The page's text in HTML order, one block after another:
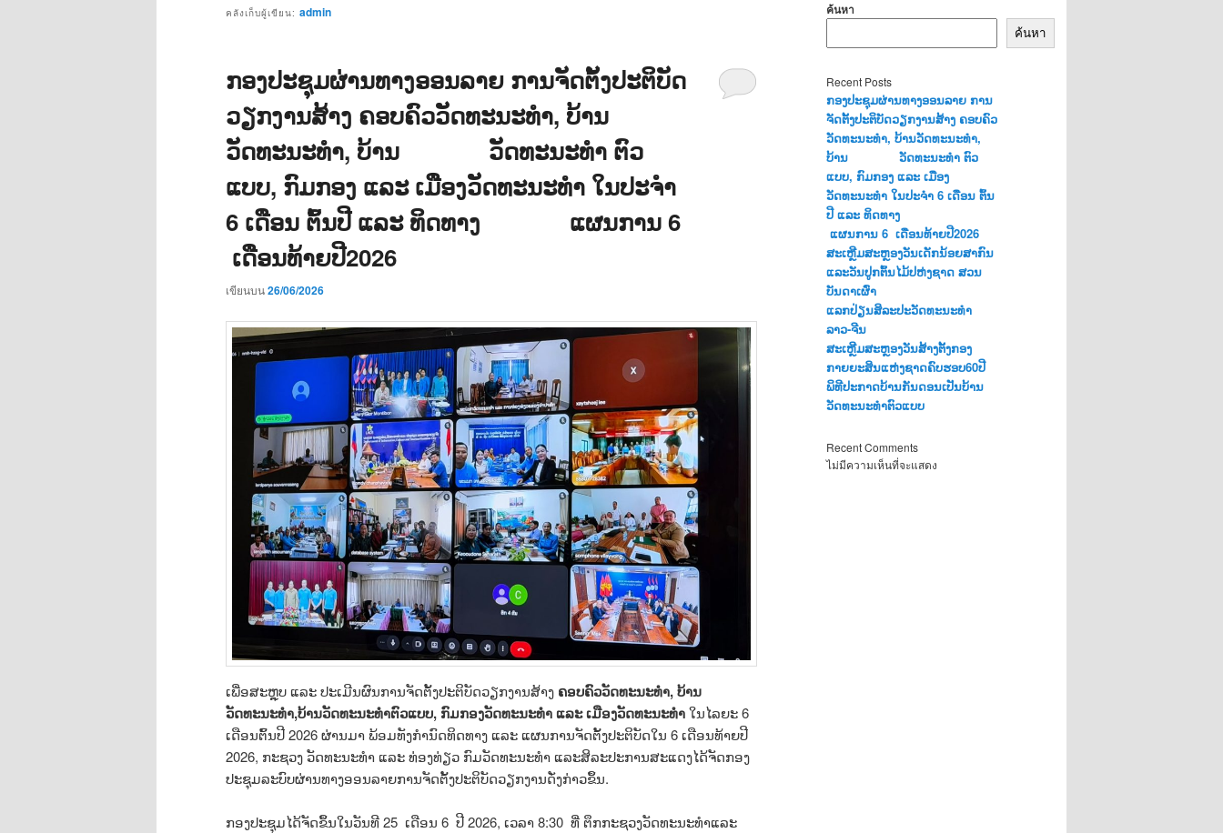
คลังเก็บผู้เขียน: admin
ກອງປະຊຸມຜ່ານທາງອອນລາຍ ການຈັດຕັ້ງປະຕິບັດ
ວຽກງານສ້າງ ຄອບຄົວວັດທະນະທຳ, ບ້ານ
ວັດທະນະທຳ, ບ້ານ ວັດທະນະທໍາ ຕົວ
ແບບ, ກົມກອງ ແລະ ເມືອງວັດທະນະທຳ ໃນປະຈຳ
6 ເດືອນ ຕົ້ນປີ ແລະ ທິດທາງ ແຜນການ 6
ເດືອນທ້າຍປີ2026
เขียนบน26/06/2026
ເພື່ອສະຫຼຸບ ແລະ ປະເມີນຜົນການຈັດຕັ້ງປະຕິບັດວຽກງານສ້າງ ຄອບຄົວວັດທະນະທຳ,ບ້ານ
ວັດທະນະທຳ,ບ້ານວັດທະນະທຳຕົວແບບ, ກົມກອງວັດທະນະທຳ ແລະ ເມືອງວັດທະນະທຳໃນໄລຍະ 6
ເດືອນຕົ້ນປີ 2026 ຜ່ານມາ ພ້ອມທັງກຳນົດທິດທາງ ແລະ ແຜນການຈັດຕັ້ງປະຕິບັດໃນ 6 ເດືອນທ້າຍປີ
2026, ກະຊວງ ວັດທະນະທຳ ແລະ ທ່ອງທ່ຽວ ກົມວັດທະນະທຳ ແລະສິລະປະການສະແດງໄດ້ຈັດກອງ
ປະຊຸມລະບົບຜ່ານທາງອອນລາຍການຈັດຕັ້ງປະຕິບັດວຽກງານດັ່ງກ່າວຂຶ້ນ.
ກອງປະຊຸມໄດ້ຈັດຂຶ້ນໃນວັນທີ 25 ເດືອນ 6 ປີ 2026, ເວລາ 8:30 ທີ່ ຕຶກກະຊວງວັດທະນະທຳແລະ
ค้นหา
ค้นหา
Recent Posts
ກອງປະຊຸມຜ່ານທາງອອນລາຍ ການ
ຈັດຕັ້ງປະຕິບັດວຽກງານສ້າງ ຄອບຄົວ
ວັດທະນະທຳ, ບ້ານວັດທະນະທຳ,
ບ້ານ ວັດທະນະທໍາ ຕົວ
ແບບ, ກົມກອງ ແລະ ເມືອງ
ວັດທະນະທຳ ໃນປະຈຳ 6 ເດືອນ ຕົ້ນ
ປີ ແລະ ທິດທາງ
ແຜນການ 6 ເດືອນທ້າຍປີ2026
ສະເຫຼີມສະຫຼອງວັນເດັກນ້ອຍສາກົນ
ແລະວັນປູກຕົ້ນໄມ້ປຫ່ງຊາດ ສວນ
ບັນດາເຜົ່າ
ແລກປ່ຽນສິລະປະວັດທະນະທຳ
ລາວ-ຈີນ
ສະເຫຼີມສະຫຼອງວັນສ້າງຕັ້ງກອງ
ກາຍຍະສິນແຫ່ງຊາດຄົບຮອບ60ປີ
ພິທີປະກາດບ້ານກັນດອນເປັນບ້ານ
ວັດທະນະທຳຕົວແບບ
Recent Comments
ไม่มีความเห็นที่จะแสดง